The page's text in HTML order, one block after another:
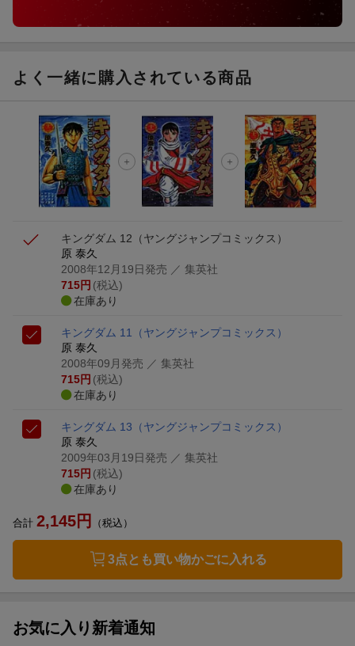
よく一緒に購入されている商品
キングダム 12 （ヤングジャンプコミックス）
原 泰久
2008年12月19日発売 ／ 集英社
715円 (税込)
在庫あり
キングダム 11
（ヤングジャンプコミックス）
原 泰久
2008年09月発売 ／ 集英社
715円 (税込)
在庫あり
キングダム 13 （ヤングジャンプコミックス）
原 泰久
2009年03月19日発売 ／ 集英社
715円 (税込)
在庫あり
合計 2,145円 （税込）
3点とも買い物かごに入れる
お気に入り新着通知